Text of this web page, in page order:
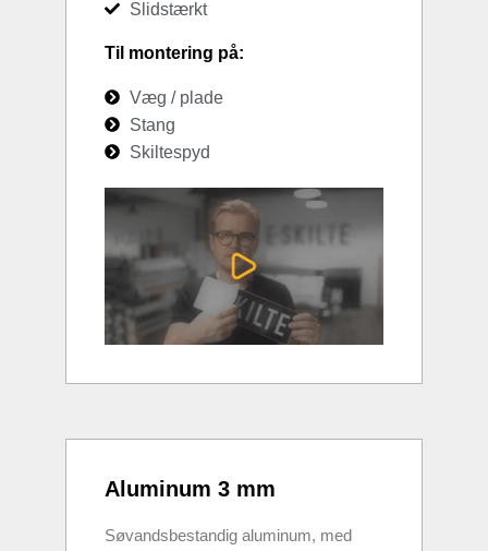
Slidstærkt
Til montering på:
Væg / plade
Stang
Skiltespyd
Aluminum 3 mm
Søvandsbestandig aluminum, med